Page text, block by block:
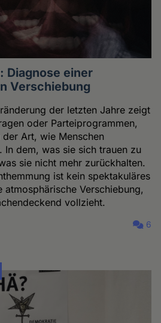
Diagnose einer
Verschiebung
der letzten Jahre zeigt
oder Parteiprogrammen,
Art, wie Menschen
In dem, was sie sich trauen zu
sie nicht mehr zurückhalten.
ist kein spektakuläres
atmosphärische Verschiebung,
vollzieht.
6